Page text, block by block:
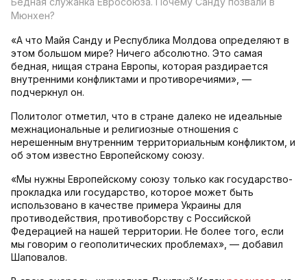
Мюнхен?
«А что Майя Санду и Республика Молдова определяют в
этом большом мире? Ничего абсолютно. Это самая
бедная, нищая страна Европы, которая раздирается
внутренними конфликтами и противоречиями», —
подчеркнул он.
Политолог отметил, что в стране далеко не идеальные
межнациональные и религиозные отношения с
нерешенным внутренним территориальным конфликтом, и
об этом известно Европейскому союзу.
«Мы нужны Европейскому союзу только как государство-
прокладка или государство, которое может быть
использовано в качестве примера Украины для
противодействия, противоборству с Российской
Федерацией на нашей территории. Не более того, если
мы говорим о геополитических проблемах», — добавил
Шаповалов.